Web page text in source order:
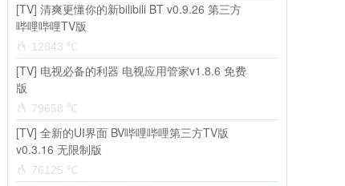
[TV] 清爽更懂你的新bilibili BT v0.9.26 第三方
哔哩哔哩TV版
12843 ℃
[TV] 电视必备的利器 电视应用管家v1.8.6 免费
版
79658 ℃
[TV] 全新的UI界面 BV哔哩哔哩第三方TV版
v0.3.16 无限制版
76125 ℃